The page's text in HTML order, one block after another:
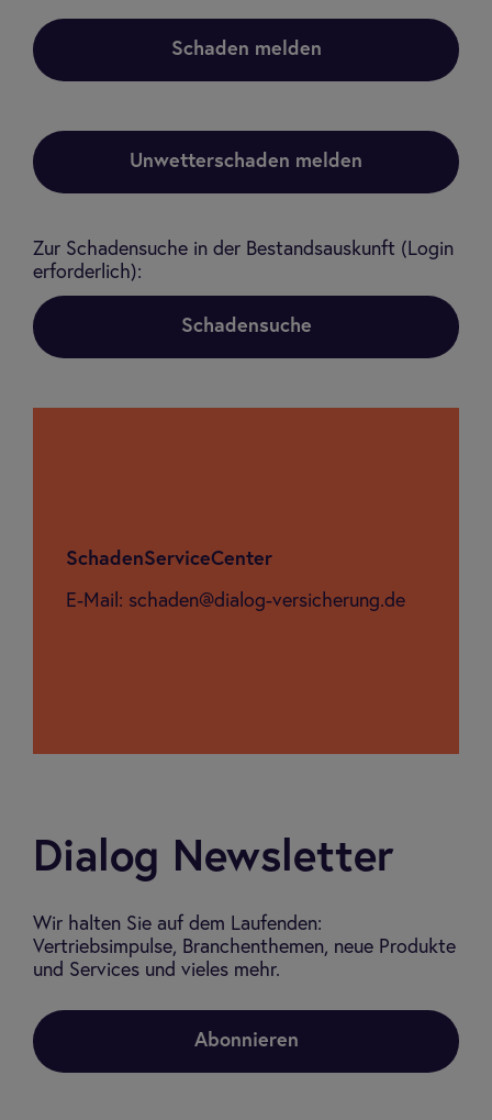
Schaden melden
Unwetterschaden melden
Zur Schadensuche in der Bestandsauskunft (Login
erforderlich):
Schadensuche
Scha­den­Ser­vice­Cen­ter
E-Mail: schaden@dialog-versicherung.de
Dialog Newsletter
Wir halten Sie auf dem Laufenden:
Vertriebsimpulse, Branchenthemen, neue Produkte
und Services und vieles mehr.
Abonnieren